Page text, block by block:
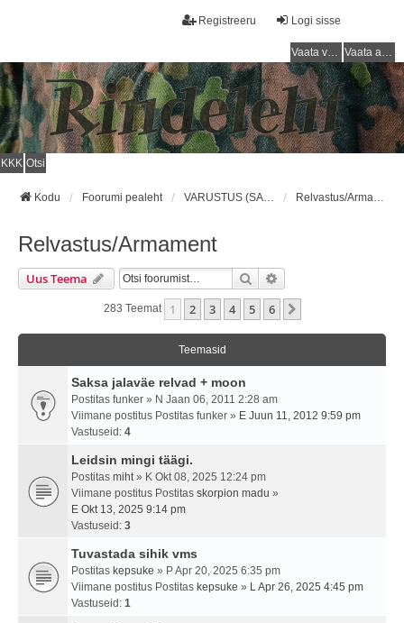
Logi sisse
Registreeru
Vaata vastamata teemasi Vaata aktiivseid teemasid
KKK Otsi
Kodu Foorumi pealeht VARUSTUS (SAKSA SÕJAVÄGI) / EQUIPMENT (GERMAN ARMY) Relvastus/Armament
Relvastus/Armament
Uus Teema Otsi
283 Teemat 1 2 3 4 5 6
Teemasid
Saksa jalaväe relvad + moon
Postitas funker » N Jaan 06, 2011 2:28 am
Viimane postitus Postitas funker » E Juun 11, 2012 9:59 pm
Vastuseid: 4
Leidsin mingi täägi.
Postitas miht» K Okt 08, 2025 12:24 pm
Viimane postitus Postitas skorpion madu »
E Okt 13, 2025 9:14 pm
Vastuseid: 3
Tuvastada sihik vms
Postitas kepsuke » P Apr 20, 2025 6:35 pm
Viimane postitus Postitas kepsuke » L Apr 26, 2025 4:45 pm
Vastuseid: 1